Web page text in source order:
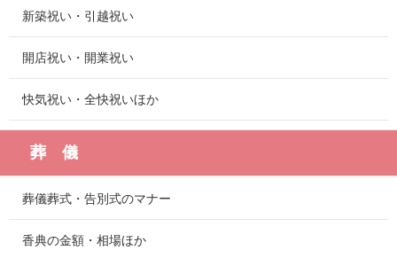
新築祝い・引越祝い
開店祝い・開業祝い
快気祝い・全快祝いほか
葬 儀
葬儀葬式・告別式のマナー
香典の金額・相場ほか